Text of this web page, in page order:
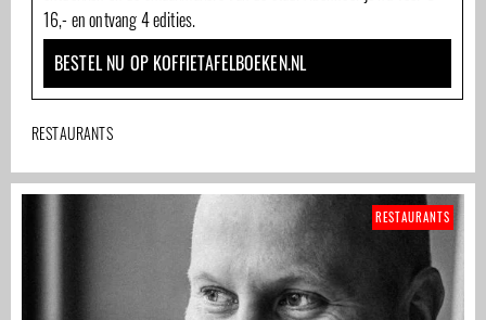
16,- en ontvang 4 edities.
BESTEL NU OP KOFFIETAFELBOEKEN.NL
RESTAURANTS
RESTAURANTS